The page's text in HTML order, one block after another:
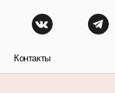
Контакты